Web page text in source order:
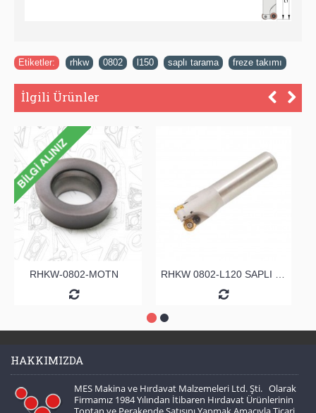
Etiketler: rhkw 0802 l150 saplı tarama freze takımı
İlgili Ürünler
RHKW-0802-MOTN
HAKKIMIZDA
MES Makina ve Hırdavat Malzemeleri Ltd. Şti. Olarak
Firmamız 1984 Yılından İtibaren Hırdavat Ürünlerinin